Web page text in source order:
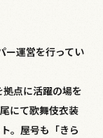
ー運営を行ってい
点に活躍の場を
にて歌舞伎衣装
。屋号も「きら